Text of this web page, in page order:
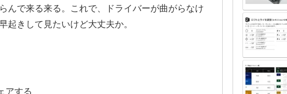
んで来る来る。これで、ドライバーが曲がらなけ
きして見たいけど大丈夫か。
アする